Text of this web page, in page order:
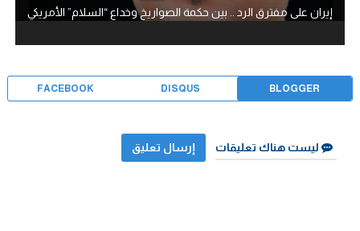
إيران على مفترق الرد .. بين حكمة الصواريخ وخداع “السلام” الأمريكي
BLOGGER
DISQUS
FACEBOOK
ليست هناك تعليقات إرسال تعليق